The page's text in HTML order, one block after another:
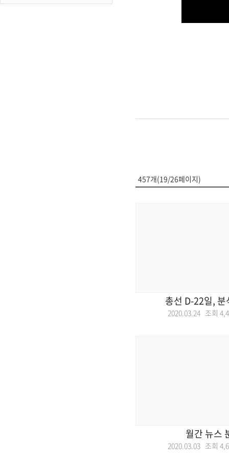
457개(19/26페이지)
총선 D-22일, 분
2020.03.24 조회
월간 뉴스
2020.03.03 조회